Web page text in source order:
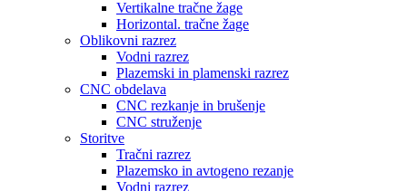
Vertikalne tračne žage
Horizontal. tračne žage
Oblikovni razrez
Vodni razrez
Plazemski in plamenski razrez
CNC obdelava
CNC rezkanje in brušenje
CNC struženje
Storitve
Tračni razrez
Plazemsko in avtogeno rezanje
Vodni razrez